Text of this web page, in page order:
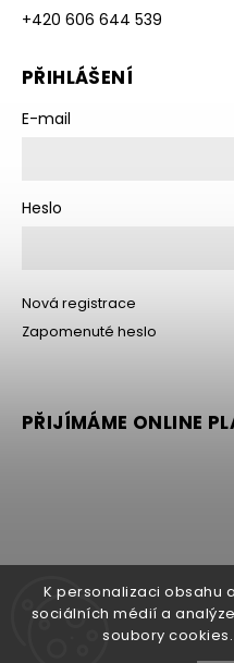
K personalizaci obsahu
sociálních médií a
soubory
+420 606 644 539
PŘIHLÁŠENÍ
E-mail
Heslo
Nová registrace
Zapomenuté heslo
PŘIJÍMÁME ONLINE